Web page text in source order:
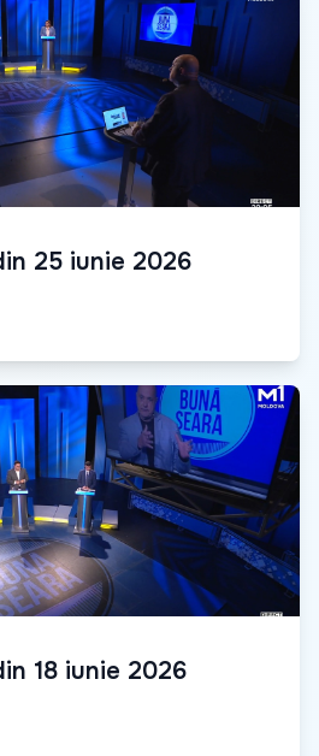
25 iunie 2026
18 iunie 2026